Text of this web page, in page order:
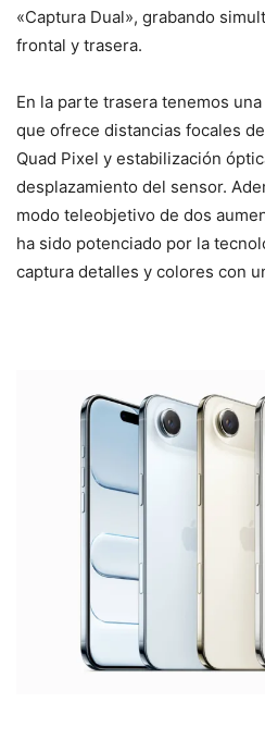
«Captura Dual», grabando
frontal y trasera.
En la parte trasera tenemos una
que ofrece distancias focales
Quad Pixel y estabilización
desplazamiento del sensor.
modo teleobjetivo de dos
ha sido potenciado por la
captura detalles y colores con